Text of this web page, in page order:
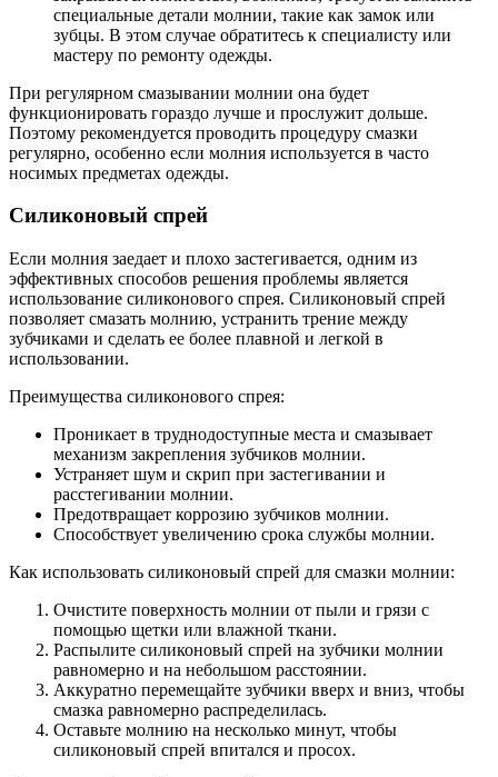
специальные детали молнии, такие как замок или
зубцы. В этом случае обратитесь к специалисту или
мастеру по ремонту одежды.
При регулярном смазывании молнии она будет
функционировать гораздо лучше и прослужит дольше.
Поэтому рекомендуется проводить процедуру смазки
регулярно, особенно если молния используется в часто
носимых предметах одежды.
Силиконовый спрей
Если молния заедает и плохо застегивается, одним из
эффективных способов решения проблемы является
использование силиконового спрея. Силиконовый спрей
позволяет смазать молнию, устранить трение между
зубчиками и сделать ее более плавной и легкой в
использовании.
Преимущества силиконового спрея:
Проникает в труднодоступные места и смазывает
механизм закрепления зубчиков молнии.
Устраняет шум и скрип при застегивании и
расстегивании молнии.
Предотвращает коррозию зубчиков молнии.
Способствует увеличению срока службы молнии.
Как использовать силиконовый спрей для смазки молнии:
Очистите поверхность молнии от пыли и грязи с
помощью щетки или влажной ткани.
Распылите силиконовый спрей на зубчики молнии
равномерно и на небольшом расстоянии.
Аккуратно перемещайте зубчики вверх и вниз, чтобы
смазка равномерно распределилась.
Оставьте молнию на несколько минут, чтобы
силиконовый спрей впитался и просох.